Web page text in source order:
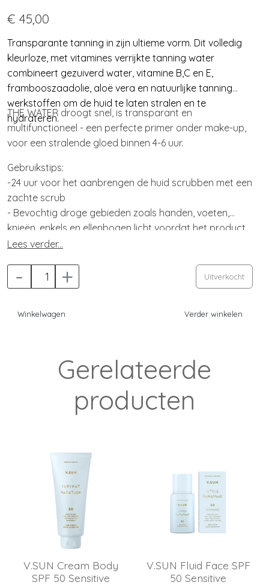
€ 45,00
Transparante tanning in zijn ultieme vorm. Dit volledig
kleurloze, met vitamines verrijkte tanning water
combineert gezuiverd water, vitamine B,C en E,
frambooszaadolie, aloë vera en natuurlijke tanning
werkstoffen om de huid te laten stralen en te
hydrateren.
THE WATER droogt snel, is transparant en
multifunctioneel - een perfecte primer onder make-up,
voor een stralende gloed binnen 4-6 uur.
Gebruikstips:
-24 uur voor het aanbrengen de huid scrubben met een
zachte scrub
- Bevochtig droge gebieden zoals handen, voeten,
knieën, enkels en ellenbogen licht voordat het product
wordt aangebracht
- Gebruik eventueel een tanning handschoen en
masseer met grote cirkelvormige bewegingen van top
- Breng als laatste lichtjes aan op handen, ellenbogen
- Scrub en hydrateer de huid regelmatig om een
gelijkmatige, stralende gloed te behouden
Lees verder...
- + Uitverkocht
Winkelwagen Verder winkelen
Gerelateerde
producten
V.SUN Cream Body
SPF 50 Sensitive
V.SUN Fluid Face SPF
50 Sensitive